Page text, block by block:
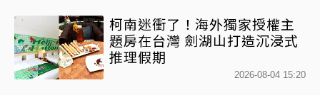
柯南迷衝了！海外獨家授權主
題房在台灣 劍湖山打造沉浸式
推理假期
2026-08-04 15:20